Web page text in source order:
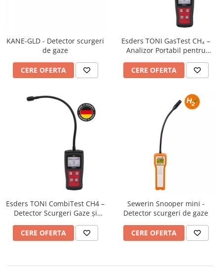
KANE-GLD - Detector scurgeri
de gaze
CERE OFERTA
Esders TONI GasTest CH₄ –
Analizor Portabil pentru
CERE OFERTA
Esders TONI CombiTest CH4 –
Detector Scurgeri Gaze și
CERE OFERTA
Sewerin Snooper mini -
Detector scurgeri de gaze
CERE OFERTA